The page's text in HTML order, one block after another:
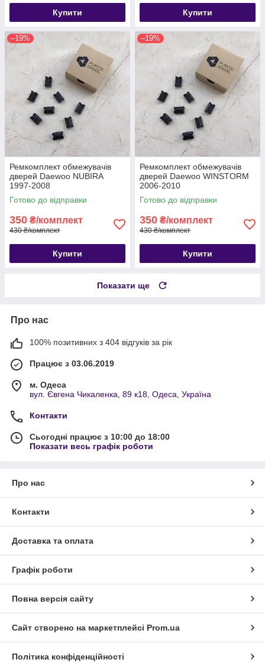
Купити Купити
–19%
Ремкомплект обмежувачів
дверей Daewoo NUBIRA
1997-2008
Готово до відправки
350 ₴/комплект
430 ₴/комплект
Купити
–19%
Ремкомплект обмежувачів
дверей Daewoo WINSTORM
2006-2010
Готово до відправки
350 ₴/комплект
430 ₴/комплект
Купити
Показати ще
Про нас
100% позитивних з 404 відгуків за рік
Працює з 03.06.2019
м. Одеса
вул. Євгена Чикаленка, 89 к18, Одеса, Україна
Контакти
Сьогодні працює з 10:00 до 18:00
Показати весь графік роботи
Про нас
Контакти
Доставка та оплата
Графік роботи
Повна версія сайту
Сайт створено на маркетплейсі Prom.ua
Політика конфіденційності